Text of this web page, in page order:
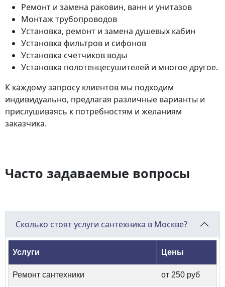
Ремонт и замена раковин, ванн и унитазов
Монтаж трубопроводов
Установка, ремонт и замена душевых кабин
Установка фильтров и сифонов
Установка счетчиков воды
Установка полотенцесушителей и многое другое.
К каждому запросу клиентов мы подходим
индивидуально, предлагая различные варианты и
прислушиваясь к потребностям и желаниям
заказчика.
Часто задаваемые вопросы
Сколько стоят услуги сантехника в Москве?
Услуги Цены
Ремонт сантехники от 250 руб